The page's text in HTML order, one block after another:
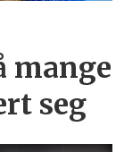
mange
seg